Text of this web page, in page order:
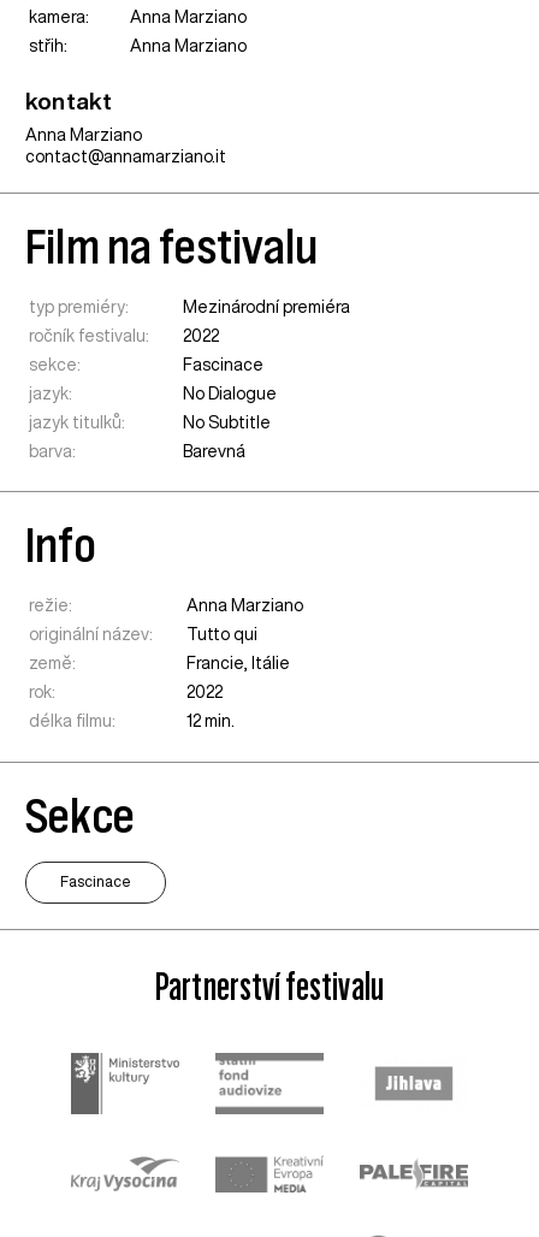
kamera:
Anna Marziano
střih:
Anna Marziano
kontakt
Anna Marziano
contact@annamarziano.it
Film na festivalu
typ premiéry:
Mezinárodní premiéra
ročník festivalu:
2022
sekce:
Fascinace
jazyk:
No Dialogue
jazyk titulků:
No Subtitle
barva:
Barevná
Info
režie:
Anna Marziano
originální název:
Tutto qui
země:
Francie, Itálie
rok:
2022
délka filmu:
12 min.
Sekce
Fascinace
Partnerství festivalu